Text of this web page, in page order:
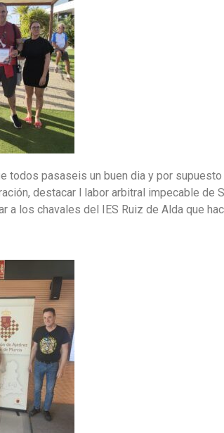
pasaseis un buen dia y por
destacar l labor arbitral impecable de
los chavales del IES Ruiz de Alda que